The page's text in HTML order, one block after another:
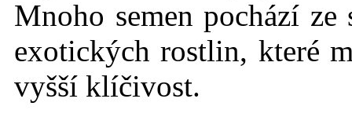
Mnoho semen pochází ze
exotických rostlin, které
vyšší klíčivost.